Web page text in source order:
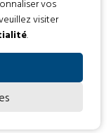
vos
visiter
.